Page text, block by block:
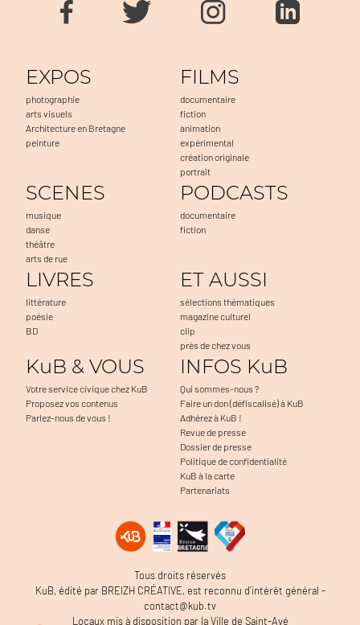
EXPOS
photographie
arts visuels
Architecture en Bretagne
peinture
FILMS
documentaire
fiction
animation
expérimental
création originale
portrait
SCENES
musique
danse
théâtre
arts de rue
PODCASTS
documentaire
fiction
LIVRES
littérature
poésie
BD
ET AUSSI
sélections thématiques
magazine culturel
clip
près de chez vous
KuB & VOUS
Votre service civique chez KuB
Proposez vos contenus
Parlez-nous de vous !
INFOS KuB
Qui sommes-nous ?
Faire un don (défiscalisé) à KuB
Adhérez à KuB !
Revue de presse
Dossier de presse
Politique de confidentialité
KuB à la carte
Partenariats
Tous droits réservés
KuB, édité par BREIZH CRÉATIVE, est reconnu d’intérêt général -
contact@kub.tv
Locaux mis à disposition par la Ville de Saint-Avé